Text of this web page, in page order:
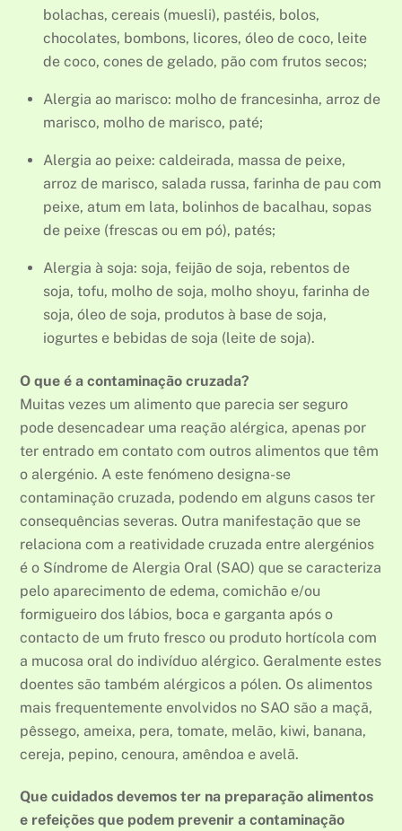
bolachas, cereais (muesli), pastéis, bolos,
chocolates, bombons, licores, óleo de coco, leite
de coco, cones de gelado, pão com frutos secos;
Alergia ao marisco: molho de francesinha, arroz de
marisco, molho de marisco, paté;
Alergia ao peixe: caldeirada, massa de peixe,
arroz de marisco, salada russa, farinha de pau com
peixe, atum em lata, bolinhos de bacalhau, sopas
de peixe (frescas ou em pó), patés;
Alergia à soja: soja, feijão de soja, rebentos de
soja, tofu, molho de soja, molho shoyu, farinha de
soja, óleo de soja, produtos à base de soja,
iogurtes e bebidas de soja (leite de soja).
O que é a contaminação cruzada?
Muitas vezes um alimento que parecia ser seguro
pode desencadear uma reação alérgica, apenas por
ter entrado em contato com outros alimentos que têm
o alergénio. A este fenómeno designa-se
contaminação cruzada, podendo em alguns casos ter
consequências severas. Outra manifestação que se
relaciona com a reatividade cruzada entre alergénios
é o Síndrome de Alergia Oral (SAO) que se caracteriza
pelo aparecimento de edema, comichão e/ou
formigueiro dos lábios, boca e garganta após o
contacto de um fruto fresco ou produto hortícola com
a mucosa oral do indivíduo alérgico. Geralmente estes
doentes são também alérgicos a pólen. Os alimentos
mais frequentemente envolvidos no SAO são a maçã,
pêssego, ameixa, pera, tomate, melão, kiwi, banana,
cereja, pepino, cenoura, amêndoa e avelã.
Que cuidados devemos ter na preparação alimentos
e refeições que podem prevenir a contaminação